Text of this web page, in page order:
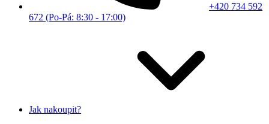
+420 734 592
672 (Po-Pá: 8:30 - 17:00)
Jak nakoupit?